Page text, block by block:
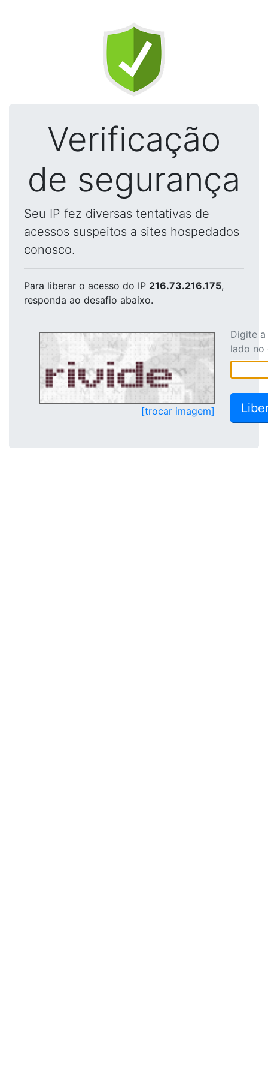
Verificação
de segurança
Seu IP fez diversas tentativas de
acessos suspeitos a sites hospedados
conosco.
Para liberar o acesso do IP 216.73.216.175,
responda ao desafio abaixo.
[trocar imagem]
Digite
lado no